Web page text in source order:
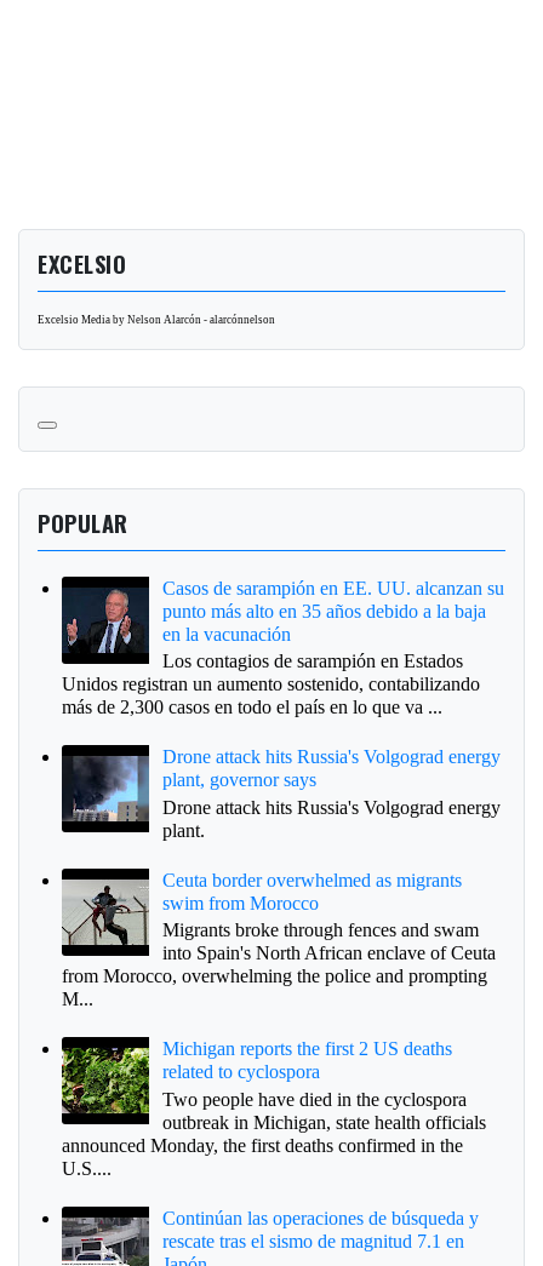
EXCELSIO
Excelsio Media by Nelson Alarcón - alarcónnelson
POPULAR
Casos de sarampión en EE. UU. alcanzan su
punto más alto en 35 años debido a la baja
en la vacunación
Los contagios de sarampión en Estados
Unidos registran un aumento sostenido, contabilizando
más de 2,300 casos en todo el país en lo que va ...
Drone attack hits Russia's Volgograd energy
plant, governor says
Drone attack hits Russia's Volgograd energy
plant.
Ceuta border overwhelmed as migrants
swim from Morocco
Migrants broke through fences and swam
into Spain's North African enclave of Ceuta
from Morocco, overwhelming the police and prompting
M...
Michigan reports the first 2 US deaths
related to cyclospora
Two people have died in the cyclospora
outbreak in Michigan, state health officials
announced Monday, the first deaths confirmed in the
U.S....
Continúan las operaciones de búsqueda y
rescate tras el sismo de magnitud 7.1 en